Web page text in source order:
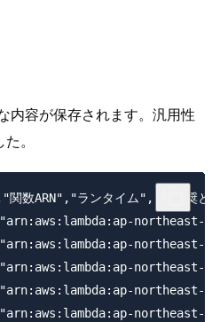
内容が保存されます。汎用性
。
数ARN","ランタイム","非推奨
northeast-
northeast-
northeast-
northeast-